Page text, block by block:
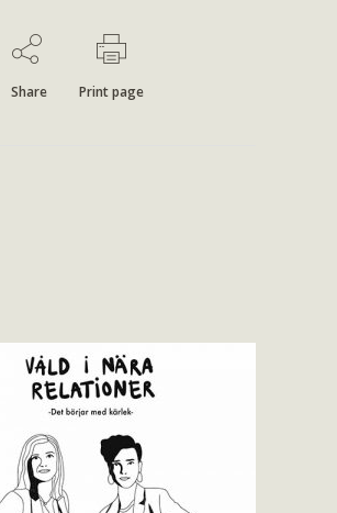
Share Print page